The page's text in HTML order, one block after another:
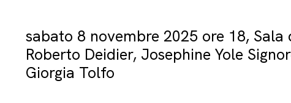
sabato 8 novembre 2025 ore 18, Sala
Roberto Deidier, Josephine Yole
Giorgia Tolfo